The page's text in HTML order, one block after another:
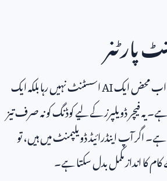
پارٹنر
اب محض ایکAIاسسٹنٹ نہیں رہا بلکہ ایک
یہ فیچر ڈویلپرز کے لیے کوڈنگ کو نہ صرف تیز
ہے۔ اگر آپ اینڈرائیڈ ڈویلپمنٹ میں ہیں، تو
کا انداز مکمل بدل سکتا ہے۔